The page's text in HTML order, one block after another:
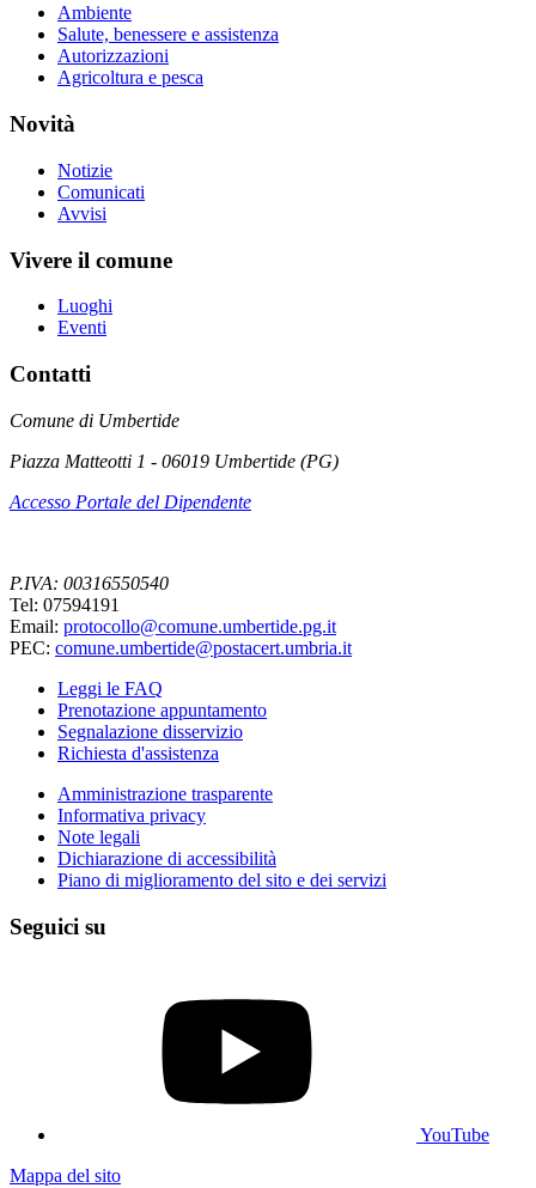
Ambiente
Salute, benessere e assistenza
Autorizzazioni
Agricoltura e pesca
Novità
Notizie
Comunicati
Avvisi
Vivere il comune
Luoghi
Eventi
Contatti
Comune di Umbertide
Piazza Matteotti 1 - 06019 Umbertide (PG)
Accesso Portale del Dipendente
P.IVA: 00316550540
Tel: 07594191
Email: protocollo@comune.umbertide.pg.it
PEC: comune.umbertide@postacert.umbria.it
Leggi le FAQ
Prenotazione appuntamento
Segnalazione disservizio
Richiesta d'assistenza
Amministrazione trasparente
Informativa privacy
Note legali
Dichiarazione di accessibilità
Piano di miglioramento del sito e dei servizi
Seguici su
YouTube
Mappa del sito